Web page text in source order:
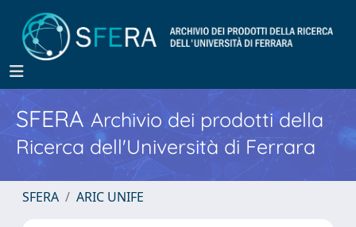
SFERA Archivio dei prodotti della
Ricerca dell'Università di Ferrara
SFERA ARIC UNIFE